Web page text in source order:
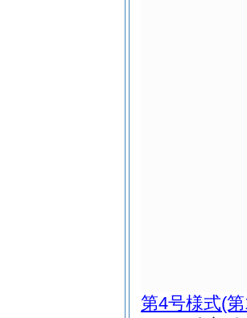
第4号様式(